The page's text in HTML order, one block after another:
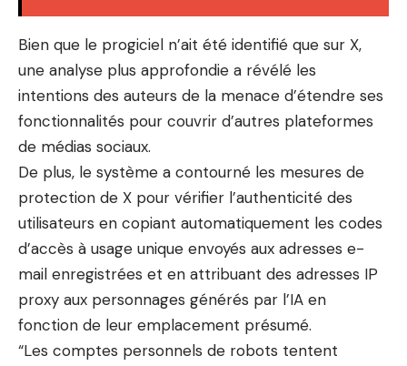
Bien que le progiciel n’ait été identifié que sur X,
une analyse plus approfondie a révélé les
intentions des auteurs de la menace d’étendre ses
fonctionnalités pour couvrir d’autres plateformes
de médias sociaux.
De plus, le système a contourné les mesures de
protection de X pour vérifier l’authenticité des
utilisateurs en copiant automatiquement les codes
d’accès à usage unique envoyés aux adresses e-
mail enregistrées et en attribuant des adresses IP
proxy aux personnages générés par l’IA en
fonction de leur emplacement présumé.
“Les comptes personnels de robots tentent